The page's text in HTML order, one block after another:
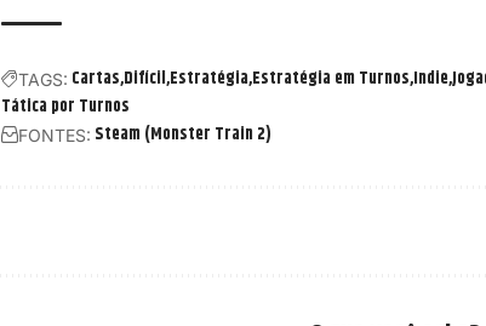
TAGS: CartasDifícilEstratégiaEstratégia em TurnosIndie
Tática por Turnos
FONTES: Steam (Monster Train 2)